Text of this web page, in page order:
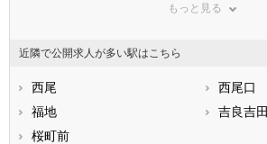
神奈川県
石川県
福井県
静岡県
滋賀県
兵庫県
もっと見る
近隣で公開求人が多い駅はこちら
西尾
西尾口
福地
吉良吉田
桜町前